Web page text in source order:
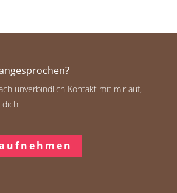
unverbindlich Kontakt mit mir auf,